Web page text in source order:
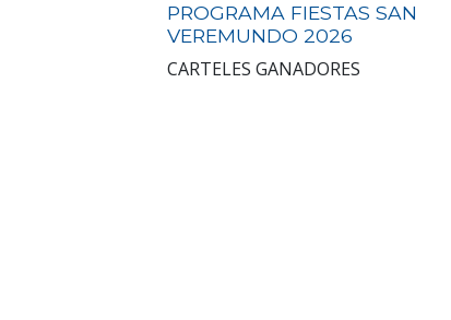
PROGRAMA FIESTAS SAN
VEREMUNDO 2026
CARTELES GANADORES